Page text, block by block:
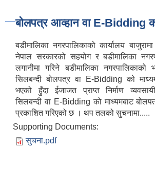
बोलपत्र आव्हान वा E-Bidding
बडीमालिका नगरपालिकाको कार्यालय
नेपाल सरकारको सहयोग र बडीमालिका
लगानीमा गरिने बडीमालिका नगरपालिकाको
सिलबन्दी बोलपत्र वा E-Bidding को
भएको हुँदा ईजाजत प्राप्त निर्माण
सिलबन्दी वा E-Bidding को माध्यमबाट
प्रकाशित गरिएको छ । थप तलको सुचनामा.....
Supporting Documents:
सुचना.pdf